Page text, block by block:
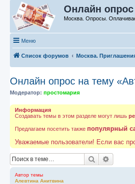
Онлайн
Москва. Опросы.
Меню
Список форумов Москва.
Онлайн опрос на тему
Модератор: простомария
Информация
Создавать темы в этом разделе могут лишь
Предлагаем посетить также популярный
Уважаемые пользователи! Если вас
Поиск
Автор темы
Алевтина Анитвина